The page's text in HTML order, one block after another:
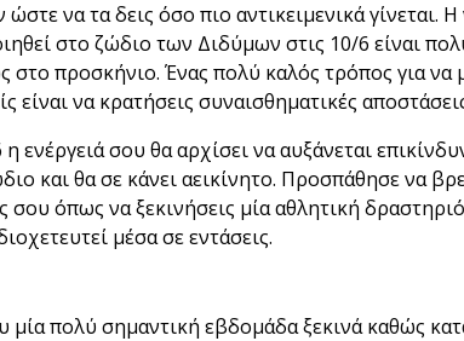
να τα δεις όσο πιο αντικειμενικά
στο ζώδιο των Διδύμων στις 10/6 είναι
στο προσκήνιο. Ένας πολύ καλός τρόπος για να
είναι να κρατήσεις συναισθηματικές
ενέργειά σου θα αρχίσει να αυξάνεται
και θα σε κάνει αεικίνητο. Προσπάθησε να
σου όπως να ξεκινήσεις μία αθλητική
μέσα σε εντάσεις.
μία πολύ σημαντική εβδομάδα ξεκινά καθώς